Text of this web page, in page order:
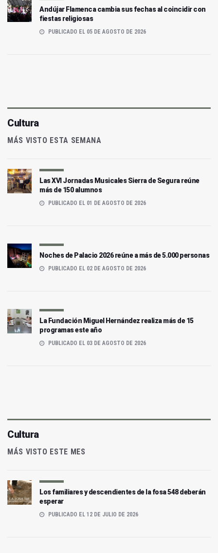
Andújar Flamenca cambia sus fechas al coincidir con
fiestas religiosas
PUBLICADO EL 05 DE AGOSTO DE 2026
Cultura
MÁS VISTO ESTA SEMANA
Las XVI Jornadas Musicales Sierra de Segura reúne
más de 150 alumnos
PUBLICADO EL 01 DE AGOSTO DE 2026
Noches de Palacio 2026 reúne a más de 5.000 personas
PUBLICADO EL 02 DE AGOSTO DE 2026
La Fundación Miguel Hernández realiza más de 15
programas este año
PUBLICADO EL 03 DE AGOSTO DE 2026
Cultura
MÁS VISTO ESTE MES
Los familiares y descendientes de la fosa 548 deberán
esperar
PUBLICADO EL 12 DE JULIO DE 2026